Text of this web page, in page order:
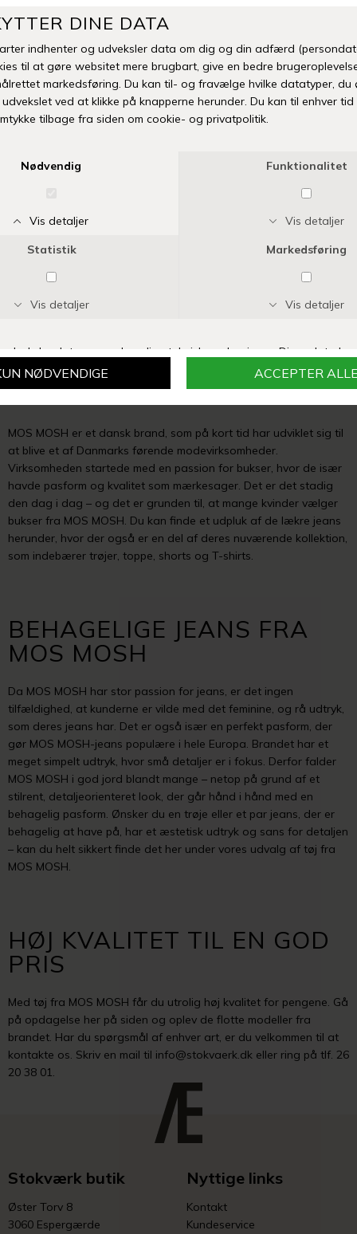
SIDST SETE PRODUKTER
DKK 30,00
DKK 30,00
MOS MOSH HOS
STOKVÆRK
MOS MOSH er et dansk brand, som på kort tid har udviklet sig til
at blive et af Danmarks førende modevirksomheder.
Virksomheden startede med en passion for bukser, hvor de især
havde pasform og kvalitet som mærkesager. Det er det stadig
den dag i dag – og det er grunden til, at mange kvinder vælger
bukser fra MOS MOSH. Du kan finde et udpluk af de lækre jeans
herunder, hvor der også er en del af deres nuværende kollektion,
som indebærer trøjer, toppe, shorts og T-shirts.
BEHAGELIGE JEANS FRA
MOS MOSH
Da MOS MOSH har stor passion for jeans, er det ingen
tilfældighed, at kunderne er vilde med det feminine, og rå udtryk,
som deres jeans har. Det er også især en perfekt pasform, der
gør MOS MOSH-jeans populære i hele Europa. Brandet har et
meget simpelt udtryk, hvor små detaljer er i fokus. Derfor falder
MOS MOSH i god jord blandt mange – netop på grund af et
stilrent, detaljeorienteret look, der går hånd i hånd med en
behagelig pasform. Ønsker du en trøje eller et par jeans, der er
behagelig at have på, har et æstetisk udtryk og sans for detaljen
– kan du helt sikkert finde det her under vores udvalg af tøj fra
MOS MOSH.
HØJ KVALITET TIL EN GOD
PRIS
Med tøj fra MOS MOSH får du utrolig høj kvalitet for pengene. Gå
på opdagelse her på siden og oplev de flotte modeller fra
brandet. Har du spørgsmål af enhver art, er du velkommen til at
kontakte os. Skriv en mail til info@stokvaerk.dk eller ring på tlf. 26
20 38 01.
Stokværk butik
Øster Torv 8
3060 Espergærde
Nyttige links
Kontakt
Kundeservice